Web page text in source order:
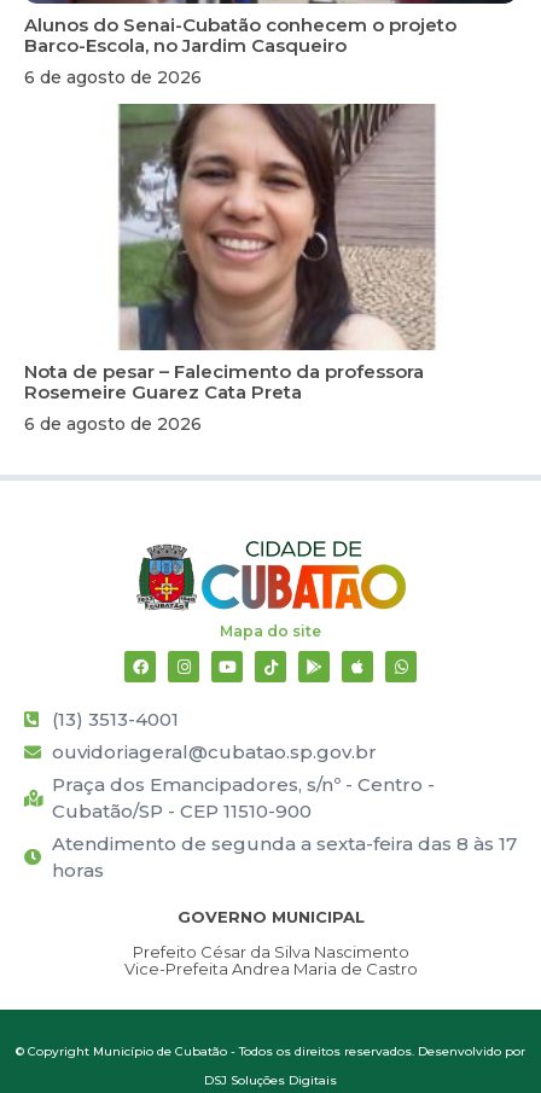
Alunos do Senai-Cubatão conhecem o projeto
Barco-Escola, no Jardim Casqueiro
6 de agosto de 2026
Nota de pesar – Falecimento da professora
Rosemeire Guarez Cata Preta
6 de agosto de 2026
Mapa do site
(13) 3513-4001
ouvidoriageral@cubatao.sp.gov.br
Praça dos Emancipadores, s/nº - Centro -
Cubatão/SP - CEP 11510-900
Atendimento de segunda a sexta-feira das 8 às 17
horas
GOVERNO MUNICIPAL
Prefeito César da Silva Nascimento
Vice-Prefeita Andrea Maria de Castro
© Copyright Município de Cubatão - Todos os direitos reservados. Desenvolvido por
DSJ Soluções Digitais